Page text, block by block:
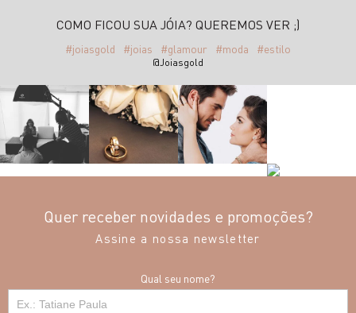
COMO FICOU SUA JÓIA? QUEREMOS VER ;)
#joiasgold #joias #glamour #moda #estilo
@Joiasgold
Quer receber novidades e promoções?
Assine a nossa newsletter
Qual seu nome?